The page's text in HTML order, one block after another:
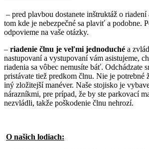
– pred plavbou dostanete inštruktáž o
tom kde je nebezpečné sa plaviť a podobne.
odpovieme na vaše otázky.
– riadenie člnu je veľmi jednoduché a
nastupovaní a vystupovaní vám asistujeme,
riadenia sa vôbec nemusíte báť. Odchádzate
pristávate tiež predkom člnu. Nie je potrebné
iný zložitejší manéver. Naše stojisko je
nárazníkmi, pre prípad, že by ste parkovací
nezvládli, takže poškodenie člnu nehrozí.
O našich lodiach: